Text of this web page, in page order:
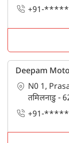
+91-
Deepam
N0 1,
तमिलनाडु -
+91-